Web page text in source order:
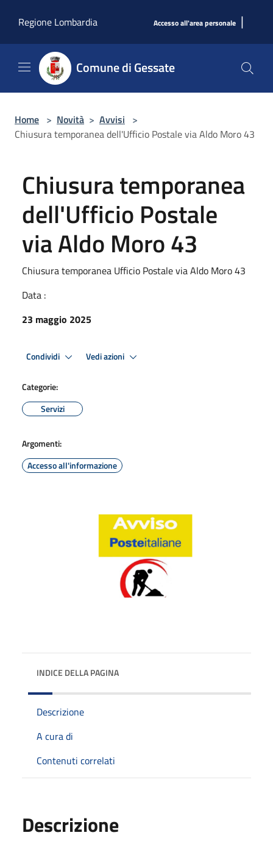
Regione Lombardia
Accesso all'area personale |
Comune di Gessate
Home > Novità > Avvisi >
Chiusura temporanea dell'Ufficio Postale via Aldo Moro 43
Chiusura temporanea
dell'Ufficio Postale
via Aldo Moro 43
Chiusura temporanea Ufficio Postale via Aldo Moro 43
Data :
23 maggio 2025
Condividi Vedi azioni
Categorie:
Servizi
Argomenti:
Accesso all'informazione
INDICE DELLA PAGINA
Descrizione
A cura di
Contenuti correlati
Descrizione